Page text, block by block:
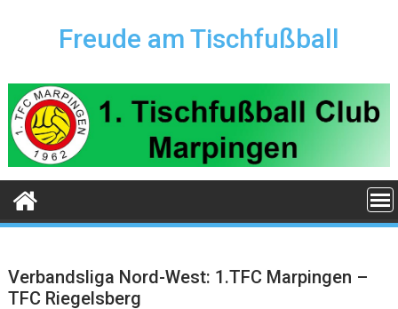
Freude am Tischfußball
Verbandsliga Nord-West: 1.TFC Marpingen –
TFC Riegelsberg